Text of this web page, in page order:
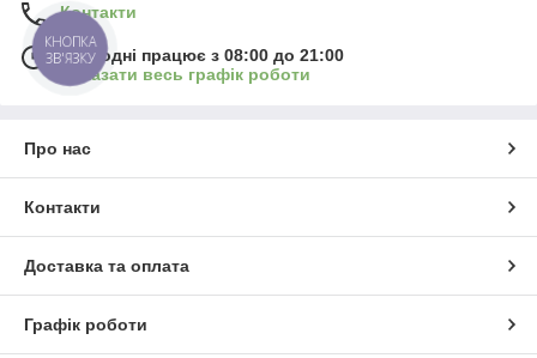
Контакти
Сьогодні працює з 08:00 до 21:00
Показати весь графік роботи
Про нас
Контакти
Доставка та оплата
Графік роботи
КНОПКА
ЗВ'ЯЗКУ